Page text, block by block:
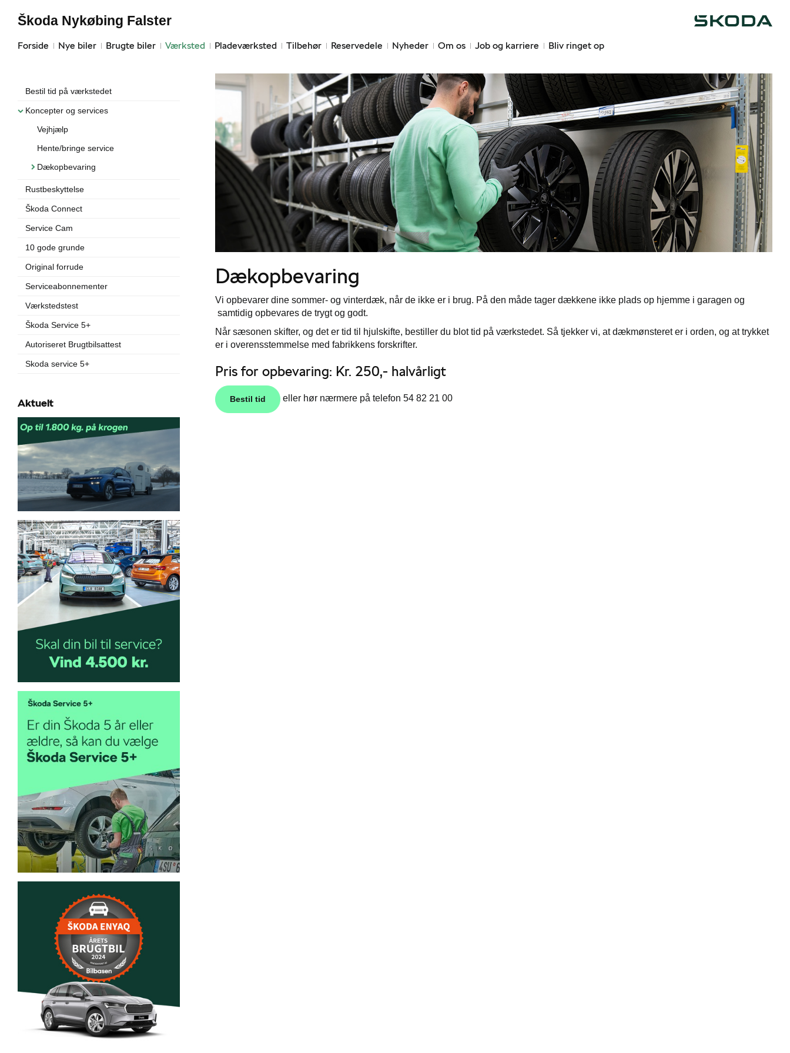
Forside Nye biler Brugte biler Værksted Pladeværksted Tilbehør Reservedele Nyheder Om os Job og karriere Bliv ringet op
Škoda Nykøbing Falster
Bestil tid på værkstedet
Koncepter og services
Vejhjælp
Hente/bringe service
Dækopbevaring
Rustbeskyttelse
Škoda Connect
Service Cam
10 gode grunde
Original forrude
Serviceabonnementer
Værkstedstest
Škoda Service 5+
Autoriseret Brugtbilsattest
Skoda service 5+
Aktuelt
Dækopbevaring
Vi opbevarer dine sommer- og vinterdæk, når de ikke er i brug. På den måde tager dækkene ikke plads op hjemme i garagen og
samtidig opbevares de trygt og godt.
Når sæsonen skifter, og det er tid til hjulskifte, bestiller du blot tid på værkstedet. Så tjekker vi, at dækmønsteret er i orden, og at trykket
er i overensstemmelse med fabrikkens forskrifter.
Pris for opbevaring: Kr. 250,- halvårligt
Bestil tid eller hør nærmere på telefon 54 82 21 00